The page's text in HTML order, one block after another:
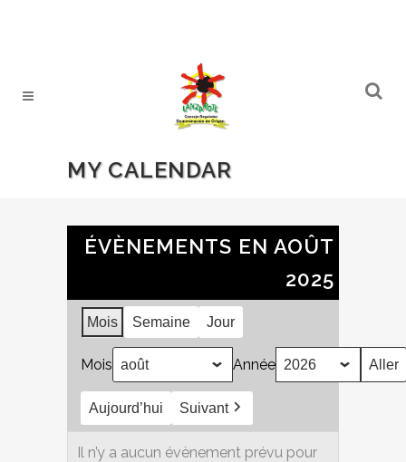
MY CALENDAR
ÉVÈNEMENTS EN AOÛT
2025
Mois Semaine Jour
Mois Année
Aujourd’hui Suivant
Il n’y a aucun évènement prévu pour